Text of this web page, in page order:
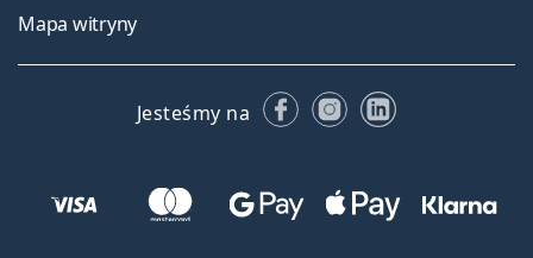
Mapa witryny
Jesteśmy na FacebookuInstagramie
LinkedIn